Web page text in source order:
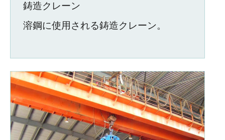
鋳造クレーン
溶鋼に使用される鋳造クレーン。